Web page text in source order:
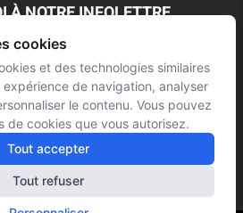
À NOTRE INFOLETTRE
innovations pour vos interventions
aucune nouvelle de L’Arsenal.
cookies
et des technologies similaires
de navigation, analyser
le contenu. Vous pouvez
de cookies que vous autorisez.
Tout accepter
Tout refuser